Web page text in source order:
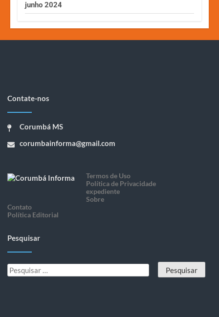
junho 2024
Contate-nos
Corumbá MS
corumbainforma@gmail.com
Termos de Uso
Política de Privacidade
expediente
Sobre
Contato
Política Editorial
Pesquisar